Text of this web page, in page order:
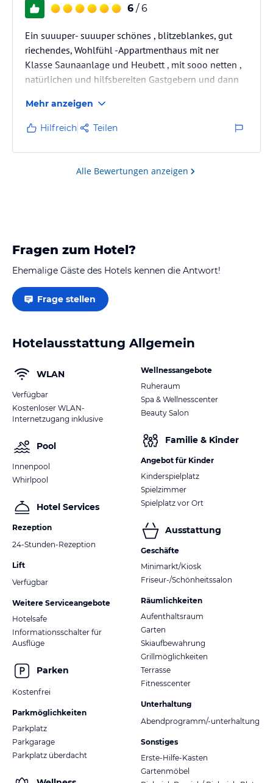
6 / 6
Ein suuuper- suuuper schönes , blitzeblankes, gut
riechendes, Wohlfühl -Appartmenthaus mit ner
Klasse Saunaanlage und Heubett , mit sooo netten ,
natürlichen und hilfsbereiten Gastgebern und dann
noch nie vorher erlebt. Dazu dieses kleine
Bergdörfchen Afers mit seinen so freundlichen
Mitbewohnern... das muss man erlebt haben. Wir
kommen wieder . Absolut zu empfehlen !
Mehr anzeigen
Hilfreich Teilen
Alle Bewertungen anzeigen
Fragen zum Hotel?
Ehemalige Gäste des Hotels kennen die Antwort!
Frage stellen
Hotelausstattung Allgemein
WLAN
Verfügbar
Kostenloser WLAN-
Internetzugang inklusive
Pool
Innenpool
Whirlpool
Hotel Services
Rezeption
24-Stunden-Rezeption
Lift
Verfügbar
Weitere Serviceangebote
Hotelsafe
Informationsschalter für
Ausflüge
Parken
Kostenfrei
Parkmöglichkeiten
Parkplatz
Parkgarage
Parkplatz überdacht
Wellnessangebote
Ruheraum
Spa & Wellnesscenter
Beauty Salon
Familie & Kinder
Angebot für Kinder
Kinderspielplatz
Spielzimmer
Spielplatz vor Ort
Ausstattung
Geschäfte
Minimarkt/Kiosk
Friseur-/Schönheitssalon
Räumlichkeiten
Aufenthaltsraum
Garten
Skiaufbewahrung
Grillmöglichkeiten
Terrasse
Fitnesscenter
Unterhaltung
Abendprogramm/-unterhaltung
Sonstiges
Erste-Hilfe-Kasten
Gartenmöbel